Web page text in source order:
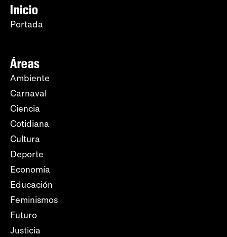
Inicio
Portada
Áreas
Ambiente
Carnaval
Ciencia
Cotidiana
Cultura
Deporte
Economía
Educación
Feminismos
Futuro
Justicia